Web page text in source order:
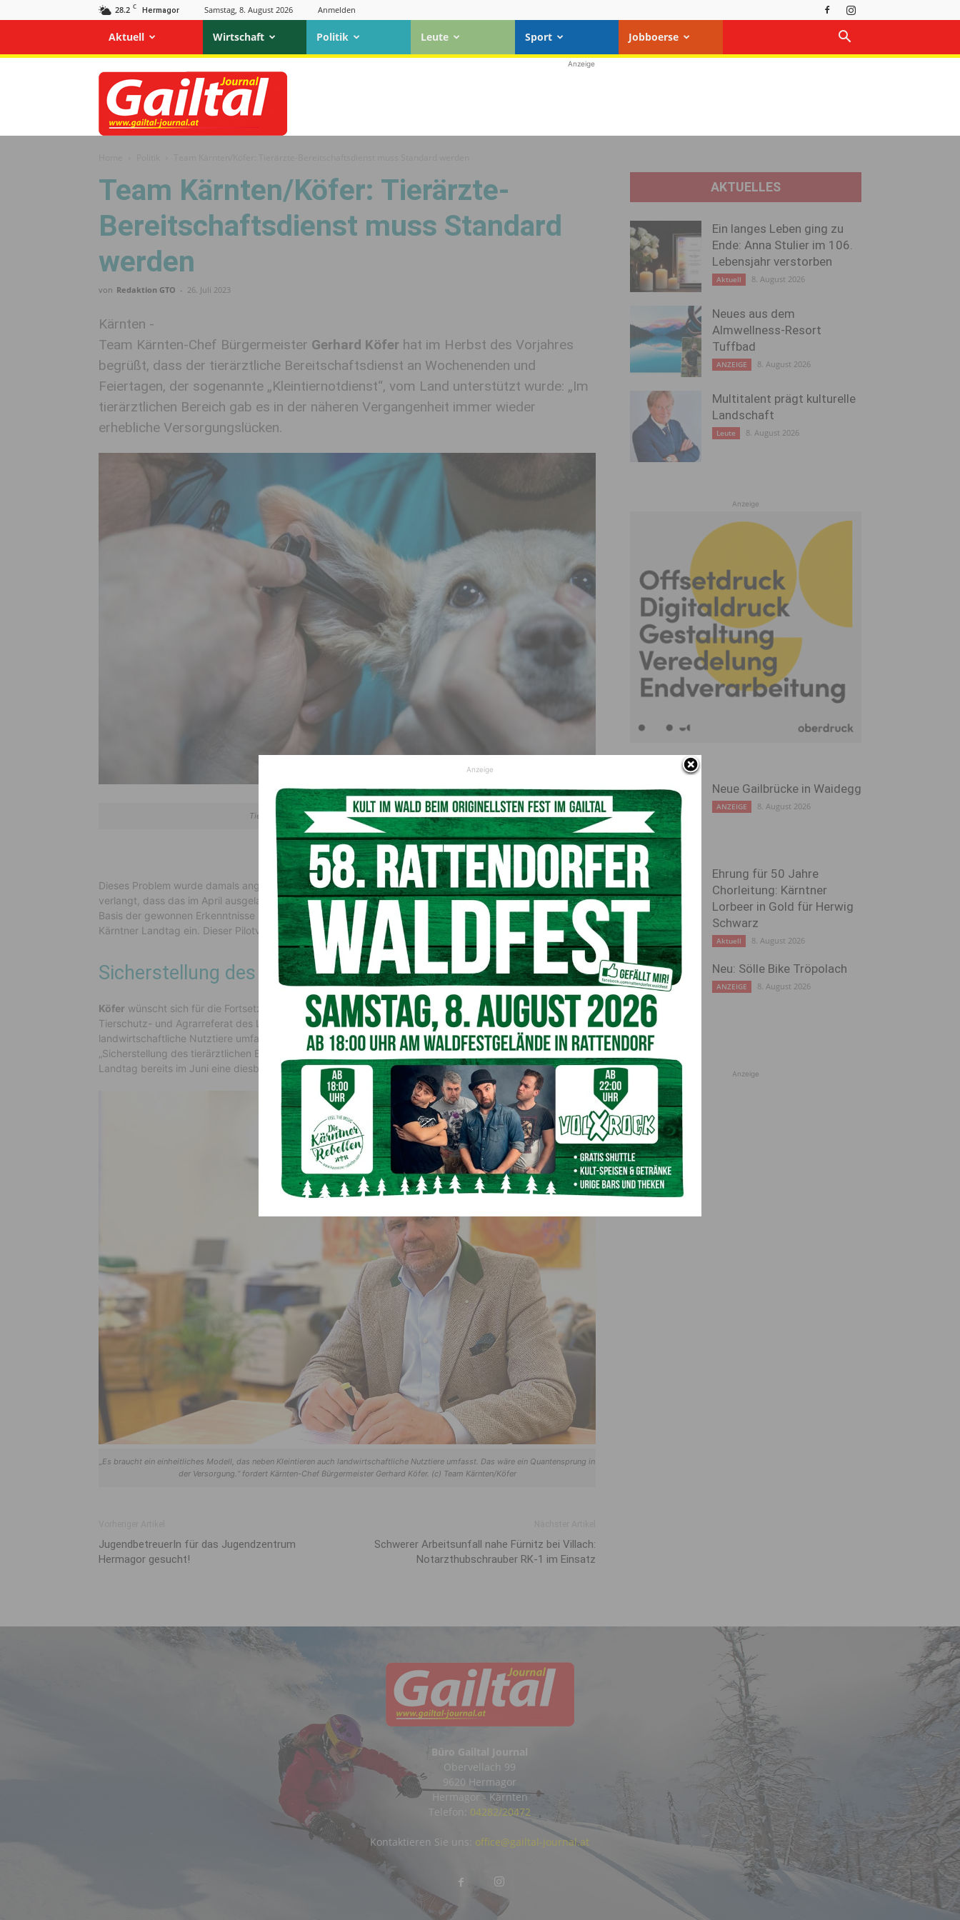
28.2 C Hermagor Samstag, 8. August 2026 Anmelden
Aktuell Wirtschaft Politik Leute Sport Jobboerse
Gailtal
Journal
Anzeige
Team Kärnten/Köfer: Tierärzte-
Bereitschaftsdienst muss Standard
werden
von Redaktion GTO - 26. Juli 2023
Kärnten -
Team Kärnten-Chef Bürgermeister Gerhard Köfer hat im Herbst des Vorjahres
begrüßt, dass der tierärztliche Bereitschaftsdienst an Wochenenden und
Feiertagen, der sogenannte „Kleintiernotdienst“, vom Land unterstützt wurde: „Im
tierärztlichen Bereich gab es in der näheren Vergangenheit immer wieder
erhebliche Versorgungslücken.
Tierärzte-Bereitschaftsdienst muss Standard werden
© pixabay
Dieses Problem wurde damals angegangen und ein wichtiger Anreiz für die Tierärzte geschaffen.“ Köfer
verlangt, dass das im April ausgelaufene Pilotprojekt zu einer fixen Maßnahme wird: „Das Projekt muss auf
Basis der gewonnen Erkenntnisse verbessert und zum Standard werden. Dafür setzen wir uns auch im
Kärntner Landtag ein. Dieser Pilotversuch muss im Nachhinein mehr sein als ein reines Wahlzuckerl.“
Sicherstellung des tierärztlichen Bereitschaftsdienstes
Köfer wünscht sich für die Fortsetzung dieser Maßnahme ein gemeinsames Vorgehen von Gesundheits-,
Tierschutz- und Agrarreferat des Landes: „Es braucht ein einheitliches Modell, das neben Kleintieren auch
landwirtschaftliche Nutztiere umfasst. Das wäre ein Quantensprung in der Versorgung.“ Unter dem Titel
„Sicherstellung des tierärztlichen Bereitschaftsdienstes“ wurde von Seiten des Team Kärnten-Klubs im
Landtag bereits im Juni eine diesbezügliche Initiative gestartet, hältKöferergänzend fest.
„Es braucht ein einheitliches Modell, das neben Kleintieren auch landwirtschaftliche Nutztiere umfasst. Das wäre ein Quantensprung in
der Versorgung.“ fordert Kärnten-Chef Bürgermeister Gerhard Köfer. (c) Team Kärnten/Köfer
JugendbetreuerIn für das Jugendzentrum
Hermagor gesucht!
Schwerer Arbeitsunfall nahe Fürnitz bei Villach:
Notarzthubschrauber RK-1 im Einsatz
AKTUELLES
Ein langes Leben ging zu
Ende: Anna Stulier im 106.
Lebensjahr verstorben
Aktuell 8. August 2026
Neues aus dem
Almwellness-Resort
Tuffbad
ANZEIGE 8. August 2026
Multitalent prägt kulturelle
Landschaft
Leute 8. August 2026
Anzeige
Neue Gailbrücke in Waidegg
ANZEIGE 8. August 2026
Ehrung für 50 Jahre
Chorleitung: Kärntner
Lorbeer in Gold für Herwig
Schwarz
Aktuell 8. August 2026
Neu: Sölle Bike Tröpolach
ANZEIGE 8. August 2026
Anzeige
Büro Gailtal Journal
Obervellach 99
9620 Hermagor
Hermagor - Kärnten
Telefon: 04282/20472
Kontaktieren Sie uns: office@gailtal-journal.at
Anzeige